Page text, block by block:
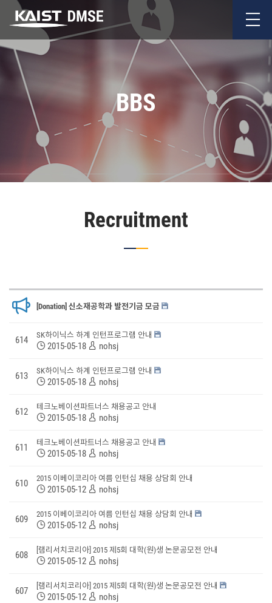
BBS
Recruitment
[Donation] 신소재공학과 발전기금 모금
614 SK하이닉스 하계 인턴프로그램 안내
2015-05-18 nohsj
613 SK하이닉스 하계 인턴프로그램 안내
2015-05-18 nohsj
612 테크노베이션파트너스 채용공고 안내
2015-05-18 nohsj
611 테크노베이션파트너스 채용공고 안내
2015-05-18 nohsj
610 2015 이베이코리아 여름 인턴십 채용 상담회 안내
2015-05-12 nohsj
609 2015 이베이코리아 여름 인턴십 채용 상담회 안내
2015-05-12 nohsj
608 [램리서치코리아] 2015 제5회 대학(원)생 논문공모전 안내
2015-05-12 nohsj
607 [램리서치코리아] 2015 제5회 대학(원)생 논문공모전 안내
2015-05-12 nohsj